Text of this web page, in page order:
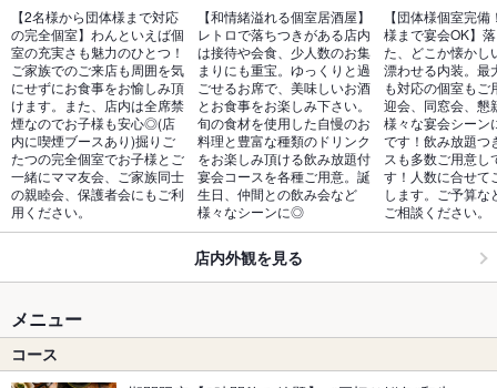
【2名様から団体様まで対応
の完全個室】わんといえば個
室の充実さも魅力のひとつ！
ご家族でのご来店も周囲を気
にせずにお食事をお愉しみ頂
けます。また、店内は全席禁
煙なのでお子様も安心◎(店
内に喫煙ブースあり)掘りご
たつの完全個室でお子様とご
一緒にママ友会、ご家族同士
の親睦会、保護者会にもご利
用ください。
【和情緒溢れる個室居酒屋】
レトロで落ちつきがある店内
は接待や会食、少人数のお集
まりにも重宝。ゆっくりと過
ごせるお席で、美味しいお酒
とお食事をお楽しみ下さい。
旬の食材を使用した自慢のお
料理と豊富な種類のドリンク
をお楽しみ頂ける飲み放題付
宴会コースを各種ご用意。誕
生日、仲間との飲み会など
様々なシーンに◎
【団体様個室完
様まで宴会OK】
た、どこか懐かし
漂わせる内装。最
も対応の個室もご
迎会、同窓会、懇
様々な宴会シーン
です！飲み放題つ
スも多数ご用意し
す！人数に合せて
します。ご予算な
ご相談ください。
店内外観を見る
メニュー
コース